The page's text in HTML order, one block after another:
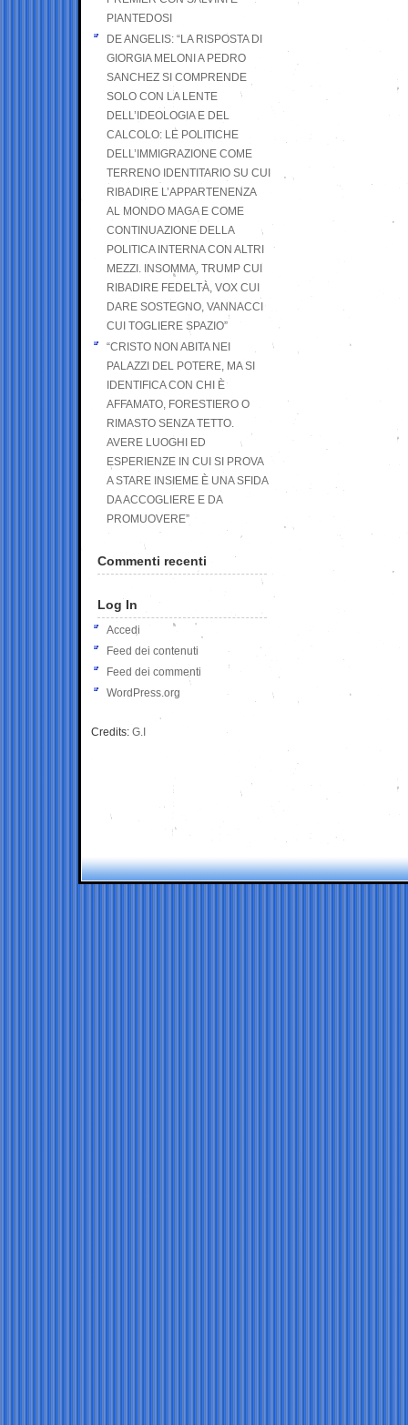
PIANTEDOSI
DE ANGELIS: “LA RISPOSTA DI
GIORGIA MELONI A PEDRO
SANCHEZ SI COMPRENDE
SOLO CON LA LENTE
DELL’IDEOLOGIA E DEL
CALCOLO: LE POLITICHE
DELL’IMMIGRAZIONE COME
TERRENO IDENTITARIO SU CUI
RIBADIRE L’APPARTENENZA
AL MONDO MAGA E COME
CONTINUAZIONE DELLA
POLITICA INTERNA CON ALTRI
MEZZI. INSOMMA, TRUMP CUI
RIBADIRE FEDELTÀ, VOX CUI
DARE SOSTEGNO, VANNACCI
CUI TOGLIERE SPAZIO”
“CRISTO NON ABITA NEI
PALAZZI DEL POTERE, MA SI
IDENTIFICA CON CHI È
AFFAMATO, FORESTIERO O
RIMASTO SENZA TETTO.
AVERE LUOGHI ED
ESPERIENZE IN CUI SI PROVA
A STARE INSIEME È UNA SFIDA
DA ACCOGLIERE E DA
PROMUOVERE”
Commenti recenti
Log In
Accedi
Feed dei contenuti
Feed dei commenti
WordPress.org
Credits: G.I